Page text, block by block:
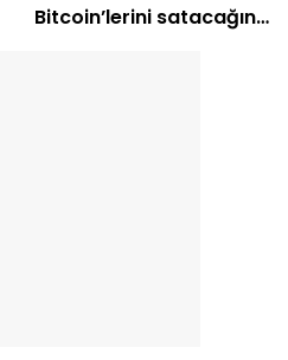
Bitcoin’lerini satacağını